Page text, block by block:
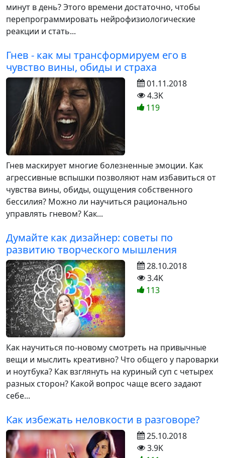
минут в день? Этого времени достаточно, чтобы
перепрограммировать нейрофизиологические
реакции и стать...
Гнев - как мы трансформируем его в
чувство вины, обиды и страха
Гнев маскирует многие болезненные эмоции. Как
агрессивные вспышки позволяют нам избавиться от
чувства вины, обиды, ощущения собственного
бессилия? Можно ли научиться рационально
управлять гневом? Как...
01.11.2018
4.3K
119
Думайте как дизайнер: советы по
развитию творческого мышления
Как научиться по-новому смотреть на привычные
вещи и мыслить креативно? Что общего у пароварки
и ноутбука? Как взглянуть на куриный суп с четырех
разных сторон? Какой вопрос чаще всего задают
себе...
28.10.2018
3.4K
113
Как избежать неловкости в разговоре?
25.10.2018
3.9K